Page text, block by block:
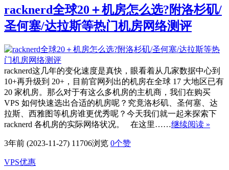
racknerd全球20＋机房怎么选?附洛杉矶/
圣何塞/达拉斯等热门机房网络测评
racknerd这几年的变化速度是真快，眼看着从几家数据中心到
10+再升级到 20+，目前官网列出的机房在全球 17 大地区已有
20 家机房。那么对于有这么多机房的主机商，我们在购买
VPS 如何快速选出合适的机房呢？究竟洛杉矶、圣何塞、达
拉斯、西雅图等机房谁更优秀呢？今天我们就一起来探索下
racknerd 各机房的实际网络状况。 在这里……继续阅读 »
3年前 (2023-11-27) 11706浏览 0个赞
VPS优惠